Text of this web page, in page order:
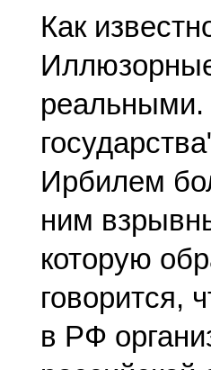
Как
реальными.
Ирбилем
ним
которую
говорится,
в РФ